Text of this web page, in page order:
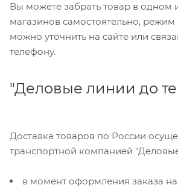
Вы можете забрать товар в одном из наших
магазинов самостоятельно,
можно уточнить на сайте или
телефону.
"Деловые линии до
Доставка товаров по России
транспортной компанией
в момент оформления заказа на